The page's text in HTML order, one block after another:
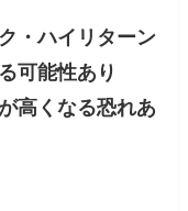
・ハイリターン
可能性あり
高くなる恐れあ